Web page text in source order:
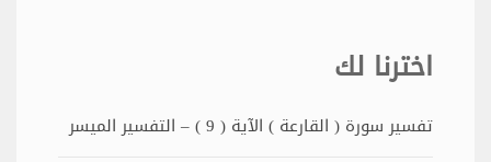
اخترنا لك
تفسير سورة ( القارعة ) الآية ( 9 ) – التفسير الميسر